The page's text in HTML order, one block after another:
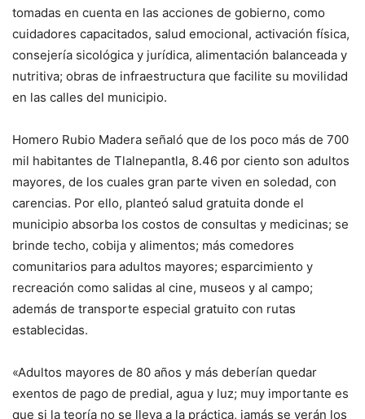
tomadas en cuenta en las acciones de gobierno, como
cuidadores capacitados, salud emocional, activación física,
consejería sicológica y jurídica, alimentación balanceada y
nutritiva; obras de infraestructura que facilite su movilidad
en las calles del municipio.
Homero Rubio Madera señaló que de los poco más de 700
mil habitantes de Tlalnepantla, 8.46 por ciento son adultos
mayores, de los cuales gran parte viven en soledad, con
carencias. Por ello, planteó salud gratuita donde el
municipio absorba los costos de consultas y medicinas; se
brinde techo, cobija y alimentos; más comedores
comunitarios para adultos mayores; esparcimiento y
recreación como salidas al cine, museos y al campo;
además de transporte especial gratuito con rutas
establecidas.
«Adultos mayores de 80 años y más deberían quedar
exentos de pago de predial, agua y luz; muy importante es
que si la teoría no se lleva a la práctica, jamás se verán los